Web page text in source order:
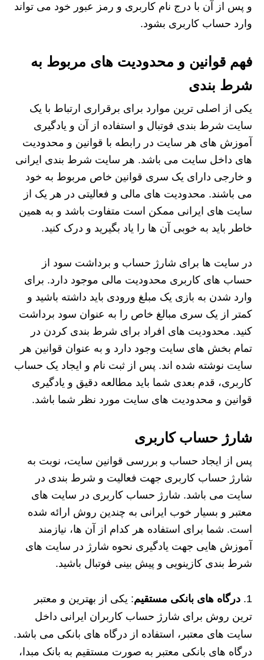
و پس از آن با درج نام کاربری و رمز عبور خود می تواند
وارد حساب کاربری بشود.
فهم قوانین و محدودیت‌ های مربوط به
شرط بندی
یکی از اصلی ترین موارد برای برقراری ارتباط با یک
سایت شرط بندی فوتبال و استفاده از آن و یادگیری
آموزش های هر سایت در رابطه با قوانین و محدودیت
های داخل سایت می باشد. هر سایت شرط بندی ایرانی
و خارجی دارای یک سری قوانین خاص مربوط به خود
می باشند. محدودیت های مالی و فعالیتی در هر یک از
سایت های ایرانی ممکن است متفاوت باشد و به همین
خاطر باید به خوبی آن ها را یاد بگیرید و درک کنید.
در سایت ها برای شارژ حساب و برداشت سود از
حساب های کاربری محدودیت مالی موجود دارد. برای
وارد شدن به بازی یک مبلغ ورودی باید داشته باشید و
کمتر از یک سری مبالغ خاص را به عنوان سود برداشت
کنید. محدودیت های افراد برای شرط بندی کردن در
تمام بخش های سایت وجود دارد و به عنوان قوانین هر
سایت نوشته شده اند. پس از ثبت نام و ایجاد یک حساب
کاربری، قدم بعدی شما باید مطالعه دقیق و یادگیری
قوانین و محدودیت های سایت مورد نظر شما باشد.
شارژ حساب کاربری
پس از ایجاد حساب و بررسی قوانین سایت، نوبت به
شارژ حساب کاربری جهت فعالیت و شرط بندی در
سایت می باشد. شارژ حساب کاربری در سایت های
معتبر و بسیار خوب ایرانی به چندین روش ارائه شده
است. شما برای استفاده هر کدام از آن ها، نیازمند
آموزش هایی جهت یادگیری نحوه شارژ در سایت های
شرط بندی کازینویی و پیش بینی فوتبال باشید.
درگاه های بانکی مستقیم: یکی از بهترین و معتبر
ترین روش برای شارژ حساب کاربران ایرانی داخل
سایت های معتبر، استفاده از درگاه های بانکی می باشد.
درگاه های بانکی معتبر به صورت مستقیم به بانک مبدا،